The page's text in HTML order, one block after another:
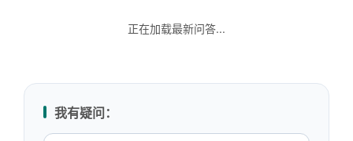
正在加载最新问答...
我有疑问：